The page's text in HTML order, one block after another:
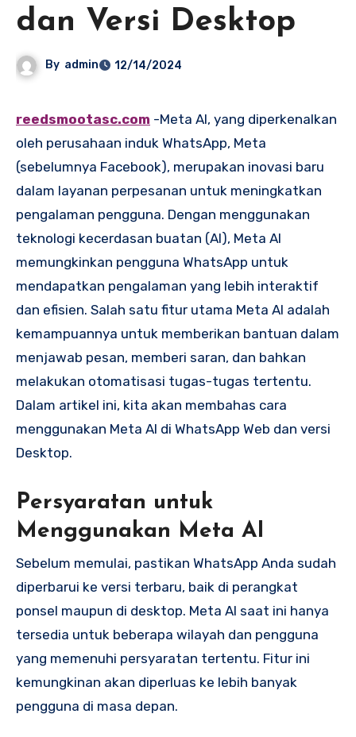
dan Versi Desktop
By admin 12/14/2024
reedsmootasc.com -Meta AI, yang diperkenalkan
oleh perusahaan induk WhatsApp, Meta
(sebelumnya Facebook), merupakan inovasi baru
dalam layanan perpesanan untuk meningkatkan
pengalaman pengguna. Dengan menggunakan
teknologi kecerdasan buatan (AI), Meta AI
memungkinkan pengguna WhatsApp untuk
mendapatkan pengalaman yang lebih interaktif
dan efisien. Salah satu fitur utama Meta AI adalah
kemampuannya untuk memberikan bantuan dalam
menjawab pesan, memberi saran, dan bahkan
melakukan otomatisasi tugas-tugas tertentu.
Dalam artikel ini, kita akan membahas cara
menggunakan Meta AI di WhatsApp Web dan versi
Desktop.
Persyaratan untuk
Menggunakan Meta AI
Sebelum memulai, pastikan WhatsApp Anda sudah
diperbarui ke versi terbaru, baik di perangkat
ponsel maupun di desktop. Meta AI saat ini hanya
tersedia untuk beberapa wilayah dan pengguna
yang memenuhi persyaratan tertentu. Fitur ini
kemungkinan akan diperluas ke lebih banyak
pengguna di masa depan.